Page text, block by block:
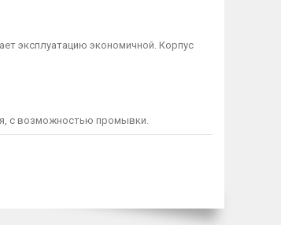
эксплуатацию экономичной. Корпус
с возможностью промывки.